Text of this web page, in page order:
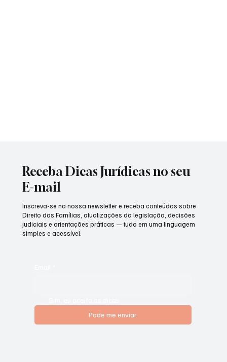
Receba Dicas Jurídicas no seu
E-mail
Pode me enviar
Inscreva-se na nossa newsletter e receba conteúdos sobre
Direito das Famílias, atualizações da legislação, decisões
judiciais e orientações práticas — tudo em uma linguagem
simples e acessível.